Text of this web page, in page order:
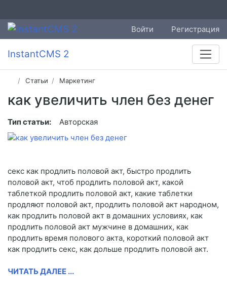
Войти Регистрация
InstantCMS 2
Статьи Маркетинг
как увеличить член без денег
Тип статьи: Авторская
секс как продлить половой акт, быстро продлить
половой акт, чтоб продлить половой акт, какой
таблеткой продлить половой акт, какие таблетки
продляют половой акт, продлить половой акт народном,
как продлить половой акт в домашних условиях, как
продлить половой акт мужчине в домашних, как
продлить время полового акта, короткий половой акт
как продлить секс, как дольше продлить половой акт.
ЧИТАТЬ ДАЛЕЕ ...